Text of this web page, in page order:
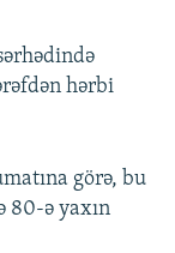
720phərbi
görə, bu
80-ə yaxın